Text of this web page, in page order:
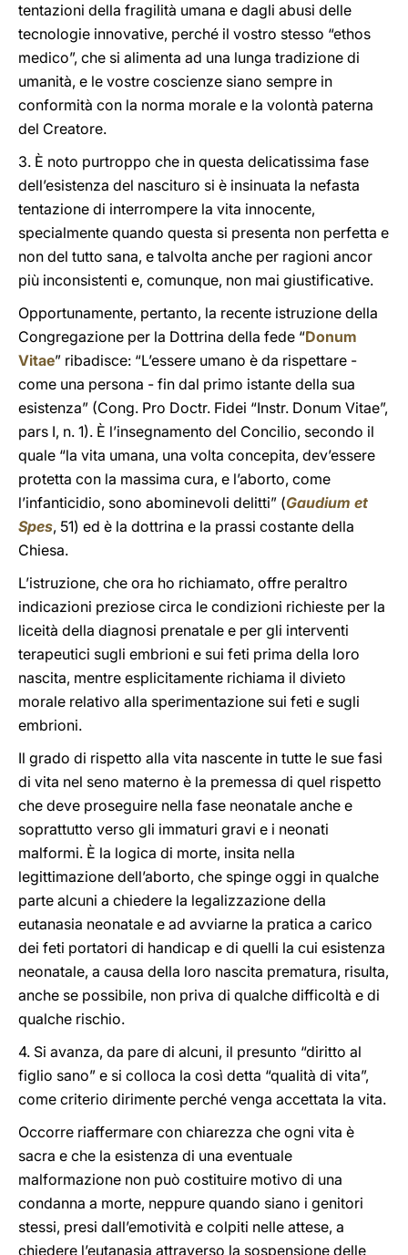
tentazioni della fragilità umana e dagli abusi delle
tecnologie innovative, perché il vostro stesso “ethos
medico”, che si alimenta ad una lunga tradizione di
umanità, e le vostre coscienze siano sempre in
conformità con la norma morale e la volontà paterna
del Creatore.
3. È noto purtroppo che in questa delicatissima fase
dell’esistenza del nascituro si è insinuata la nefasta
tentazione di interrompere la vita innocente,
specialmente quando questa si presenta non perfetta e
non del tutto sana, e talvolta anche per ragioni ancor
più inconsistenti e, comunque, non mai giustificative.
Opportunamente, pertanto, la recente istruzione della
Congregazione per la Dottrina della fede “Donum
Vitae” ribadisce: “L’essere umano è da rispettare -
come una persona - fin dal primo istante della sua
esistenza” (Cong. Pro Doctr. Fidei “Instr. Donum Vitae”,
pars I, n. 1). È l’insegnamento del Concilio, secondo il
quale “la vita umana, una volta concepita, dev’essere
protetta con la massima cura, e l’aborto, come
l’infanticidio, sono abominevoli delitti” (Gaudium et
Spes, 51) ed è la dottrina e la prassi costante della
Chiesa.
L’istruzione, che ora ho richiamato, offre peraltro
indicazioni preziose circa le condizioni richieste per la
liceità della diagnosi prenatale e per gli interventi
terapeutici sugli embrioni e sui feti prima della loro
nascita, mentre esplicitamente richiama il divieto
morale relativo alla sperimentazione sui feti e sugli
embrioni.
Il grado di rispetto alla vita nascente in tutte le sue fasi
di vita nel seno materno è la premessa di quel rispetto
che deve proseguire nella fase neonatale anche e
soprattutto verso gli immaturi gravi e i neonati
malformi. È la logica di morte, insita nella
legittimazione dell’aborto, che spinge oggi in qualche
parte alcuni a chiedere la legalizzazione della
eutanasia neonatale e ad avviarne la pratica a carico
dei feti portatori di handicap e di quelli la cui esistenza
neonatale, a causa della loro nascita prematura, risulta,
anche se possibile, non priva di qualche difficoltà e di
qualche rischio.
4. Si avanza, da pare di alcuni, il presunto “diritto al
figlio sano” e si colloca la così detta “qualità di vita”,
come criterio dirimente perché venga accettata la vita.
Occorre riaffermare con chiarezza che ogni vita è
sacra e che la esistenza di una eventuale
malformazione non può costituire motivo di una
condanna a morte, neppure quando siano i genitori
stessi, presi dall’emotività e colpiti nelle attese, a
chiedere l’eutanasia attraverso la sospensione delle